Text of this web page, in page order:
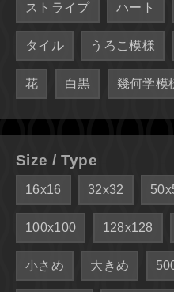
ストライプ ハート
タイル うろこ模様
花 白黒 幾何学模
Size / Type
16x16 32x32
100x100 128x128
小さめ 大きめ